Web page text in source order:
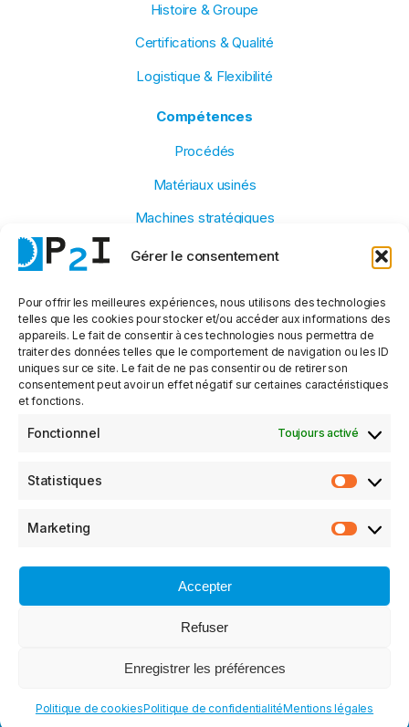
Gérer le consentement
Pour offrir les meilleures expériences, nous utilisons des technologies
telles que les cookies pour stocker et/ou accéder aux informations des
appareils. Le fait de consentir à ces technologies nous permettra de
traiter des données telles que le comportement de navigation ou les ID
uniques sur ce site. Le fait de ne pas consentir ou de retirer son
consentement peut avoir un effet négatif sur certaines caractéristiques
et fonctions.
Fonctionnel Toujours activé
Statistiques
Marketing
Accepter
Refuser
Enregistrer les préférences
Politique de cookiesPolitique de confidentialitéMentions légales
Histoire & Groupe
Certifications & Qualité
Logistique & Flexibilité
Compétences
Procédés
Matériaux usinés
Machines stratégiques
Petites & grandes séries
Hydraulique
Maritime
Agricole
EL MOTION
P2i
Mentions légales
Plan du site